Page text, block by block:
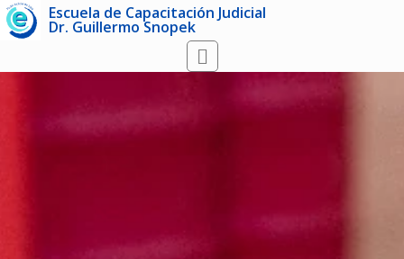
Escuela de Capacitación Judicial
Dr. Guillermo Snopek